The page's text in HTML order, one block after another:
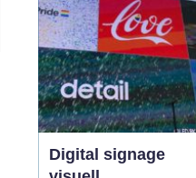
och öka säkerheten. När
företag arbetar
strukturerat07 augusti
2026
Digital signage